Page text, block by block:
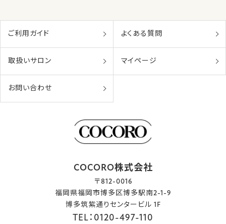
ご利用ガイド よくある質問
取扱いサロン マイページ
お問い合わせ
COCORO株式会社
〒812-0016
福岡県福岡市博多区博多駅南2-1-9
博多筑紫通りセンタービル 1F
TEL：0120-497-110